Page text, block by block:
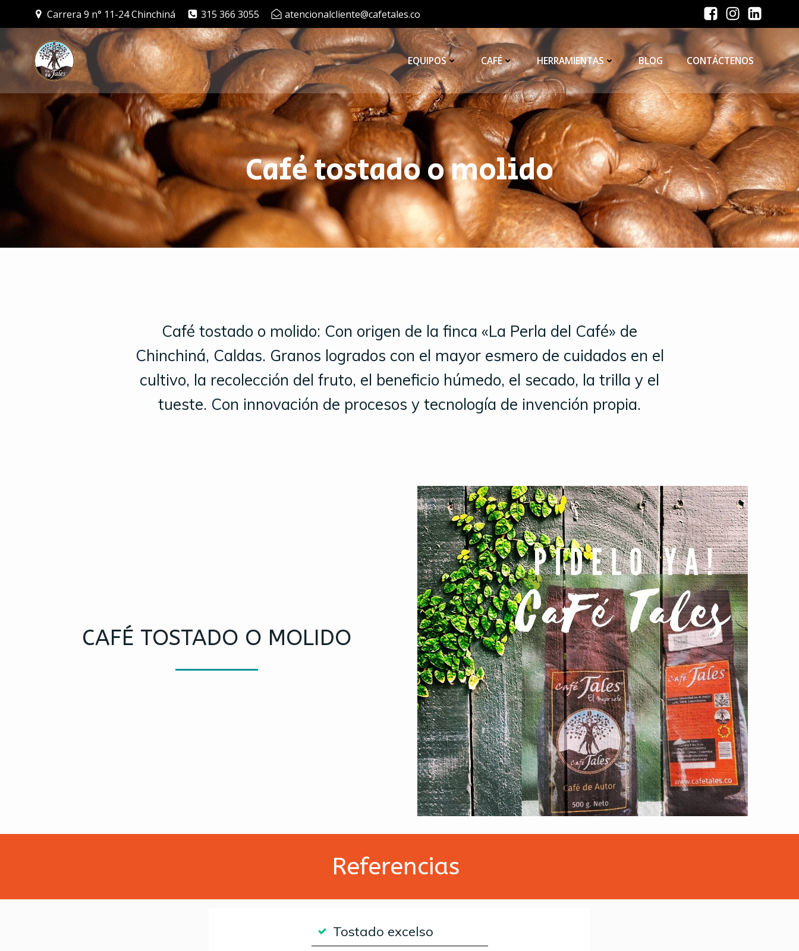
Carrera 9 n° 11-24 Chinchiná 315 366 3055 atencionalcliente@cafetales.co
EQUIPOS CAFÉ HERRAMIENTAS BLOG CONTÁCTENOS
Café tostado o molido
Café tostado o molido: Con origen de la finca «La Perla del Café» de
Chinchiná, Caldas. Granos logrados con el mayor esmero de cuidados en el
cultivo, la recolección del fruto, el beneficio húmedo, el secado, la trilla y el
tueste. Con innovación de procesos y tecnología de invención propia.
CAFÉ TOSTADO O MOLIDO
Referencias
Tostado excelso